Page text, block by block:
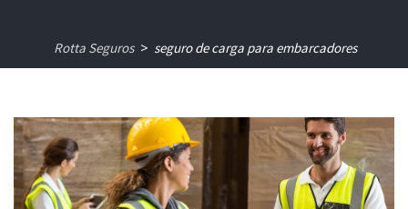
Rotta Seguros > seguro de carga para embarcadores